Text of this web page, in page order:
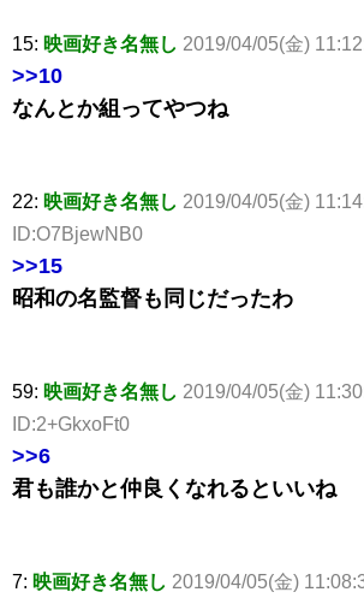
15: 映画好き名無し 2019/04/05(金)
>>10
なんとか組ってやつね
22: 映画好き名無し 2019/04/05(金)
ID:O7BjewNB0
>>15
昭和の名監督も同じだったわ
59: 映画好き名無し 2019/04/05(金)
ID:2+GkxoFt0
>>6
君も誰かと仲良くなれるといいね
7: 映画好き名無し 2019/04/05(金)